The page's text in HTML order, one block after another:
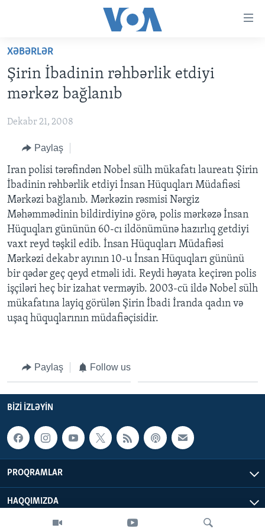
Skip
main
content
to
Navigation
Skip
to
Search
ANA SƏHİFƏ
PROQRAMLAR
DÜNYAYA BAXIŞ
FAKTLAR NƏ DEYIR?
DÜNYA
UKRAYNA BÖHRANI
İSRAIL-HƏMAS MÜNAQIŞƏSI
ABŞ
ABŞ SEÇKILƏRI 2024
İRAN AZƏRBAYCANI
VIDEOLAR
MEDIA AZADLIĞI
BAŞ MƏQALƏ
LEARNING ENGLISH
BIZI IZLƏYIN
XƏBƏRLƏR
Şirin İbadinin rəhbərlik etdiyi
mərkəz bağlanıb
Dekabr 21, 2008
Paylaş
Iran polisi tərəfindən Nobel sülh mükafatı laureatı Şirin
İbadinin rəhbərlik etdiyi İnsan Hüquqları Müdafiəsi
Mərkəzi bağlanıb. Mərkəzin rəsmisi Nərgiz
Məhəmmədinin bildirdiyinə görə, polis mərkəzə İnsan
Hüquqları gününün 60-cı ildönümünə hazırlıq getdiyi
vaxt reyd təşkil edib. İnsan Hüquqları Müdafiəsi
Mərkəzi dekabr ayının 10-u İnsan Hüquqları gününü
bir qədər geç qeyd etməli idi. Reydi həyata keçirən polis
işçiləri heç bir izahat verməyib. 2003-cü ildə Nobel sülh
mükafatına layiq görülən Şirin İbadi İranda qadın və
uşaq hüquqlarının müdafiəçisidir.
Paylaş Follow us
BIZI IZLƏYIN
PROQRAMLAR
HAQQIMIZDA